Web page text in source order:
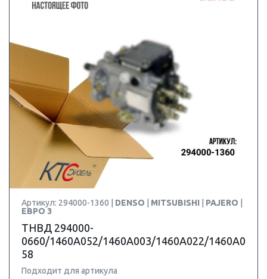
Артикул: 294000-1360 | DENSO MITSUBISHI PAJERO
ЕВРО 3
ТНВД 294000-
0660/1460A052/1460A003/1460A022/1460A0
58
Подходит для артикула